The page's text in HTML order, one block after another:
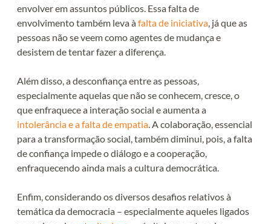
envolver em assuntos públicos. Essa falta de
envolvimento também leva àfalta de iniciativa , já que as
pessoas não se veem como agentes de mudança e
desistem de tentar fazer a diferença.
Além disso, a desconfiança entre as pessoas,
especialmente aquelas que não se conhecem, cresce, o
que enfraquece a interação social e aumenta a
intolerância e a falta de empatia . A colaboração, essencial
para a transformação social, também diminui, pois, a falta
de confiança impede o diálogo e a cooperação,
enfraquecendo ainda mais a cultura democrática.
Enfim, considerando os diversos desafios relativos à
temática da democracia – especialmente aqueles ligados